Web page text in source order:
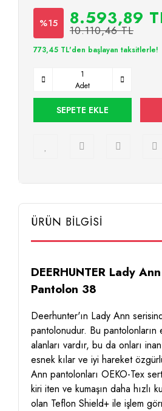
%15 8.593,89
10.110,46 TL
773,45 TL'den başlayan taksitlerle!
Adet
SEPETE EKLE
ÜRÜN BİLGİSİ
DEERHUNTER Lady
Pantolon 38
Deerhunter'ın Lady Ann
pantolonudur. Bu pantolonların
alanları vardır, bu da onları
esnek kılar ve iyi hareket
Ann pantolonları OEKO-Tex
kiri iten ve kumaşın daha hızlı
olan Teflon Shield+ ile işlem